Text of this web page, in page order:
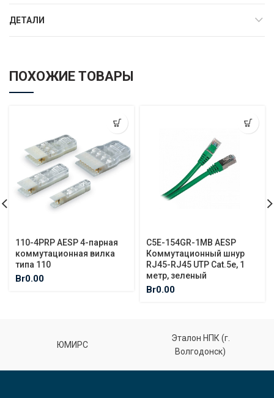
ДЕТАЛИ
ПОХОЖИЕ ТОВАРЫ
110-4PRP AESP 4-парная
коммутационная вилка
типа 110
Br0.00
C5E-154GR-1MB AESP
Коммутационный шнур
RJ45-RJ45 UTP Cat.5e, 1
метр, зеленый
Br0.00
ЮМИРС
Эталон НПК (г.
Волгодонск)